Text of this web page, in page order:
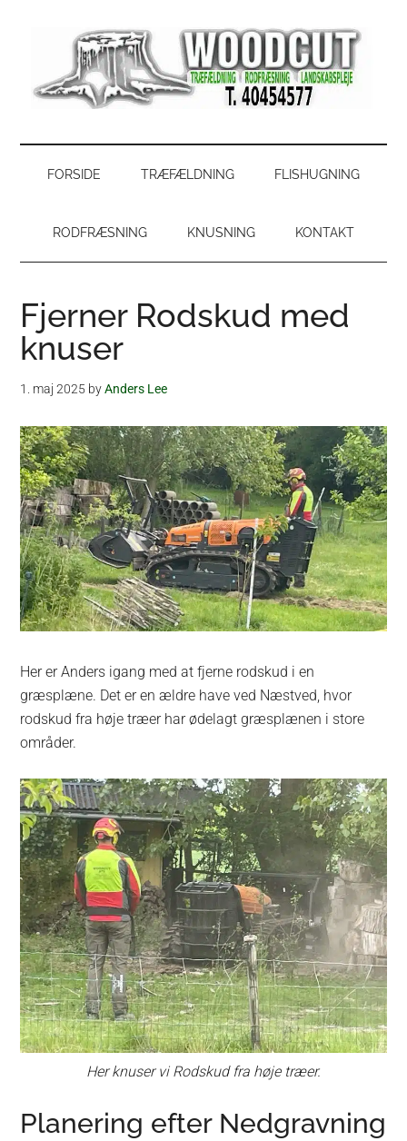
primær
footer
WoodCut
park
FORSIDE TRÆFÆLDNING FLISHUGNING
RODFRÆSNING KNUSNING KONTAKT
Fjerner Rodskud med
knuser
1. maj 2025 byAnders Lee
Her er Anders igang med at fjerne rodskud i en
græsplæne. Det er en ældre have ved Næstved, hvor
rodskud fra høje træer har ødelagt græsplænen i store
områder.
Her knuser vi Rodskud fra høje træer.
Planering efter Nedgravning